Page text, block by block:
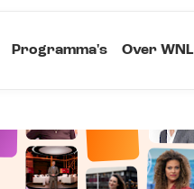
Programma's Over WNL